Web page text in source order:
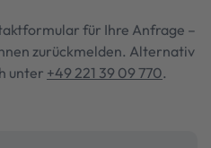
für Ihre Anfrage –
zurückmelden. Alternativ
unter +49 221 39 09 770.